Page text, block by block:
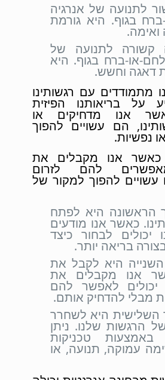
לתנועה של אנרגיה
בגוף. היא גורמת
קשורה לתנועה של
או-ברח בגוף. היא
דאגה וחשש.
מתמודדים עם רגשותינו
על בריאותנו הפיזית
אנו מדחיקים או
הם עשויים להפוך
נפשיות.
אנו מקבלים את
להם לזרום
עשויים להפוך למקור של
הראשונה היא לפתח
כאשר אנו מודעים
יכולים לבחור כיצד
בריאה יותר.
היא לקבל את
אנו מקבלים את
יכולים לאפשר להם
מבלי להדחיק אותם.
השלישית היא לשחרר
הרגשות שלנו. ניתן
טכניקות
עמוקה, תנועה, או